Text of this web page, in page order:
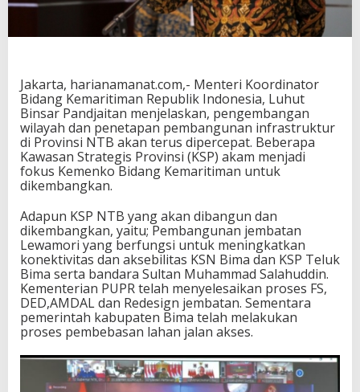
c
e
p
B
a
n
g
u
n
J
b
a
t
a
n
L
e
w
a
m
o
r
i
Jakarta, harianamanat.com,- Menteri Koordinator
Bidang Kemaritiman Republik Indonesia, Luhut
Binsar Pandjaitan menjelaskan, pengembangan
wilayah dan penetapan pembangunan infrastruktur
di Provinsi NTB akan terus dipercepat. Beberapa
Kawasan Strategis Provinsi (KSP) akam menjadi
fokus Kemenko Bidang Kemaritiman untuk
dikembangkan.
Adapun KSP NTB yang akan dibangun dan
dikembangkan, yaitu; Pembangunan jembatan
Lewamori yang berfungsi untuk meningkatkan
konektivitas dan aksebilitas KSN Bima dan KSP Teluk
Bima serta bandara Sultan Muhammad Salahuddin.
Kementerian PUPR telah menyelesaikan proses FS,
DED,AMDAL dan Redesign jembatan. Sementara
pemerintah kabupaten Bima telah melakukan
proses pembebasan lahan jalan akses.